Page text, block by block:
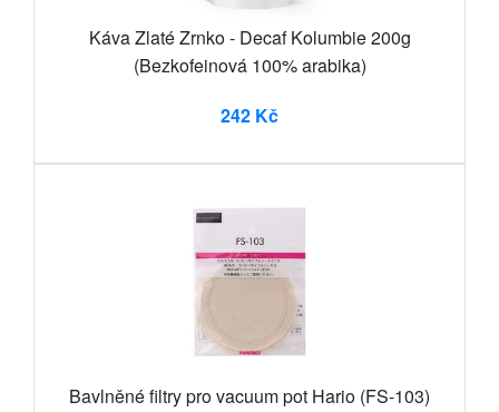
Káva Zlaté Zrnko - Decaf Kolumbie 200g
(Bezkofeinová 100% arabika)
242 Kč
Bavlněné filtry pro vacuum pot Hario (FS-103)